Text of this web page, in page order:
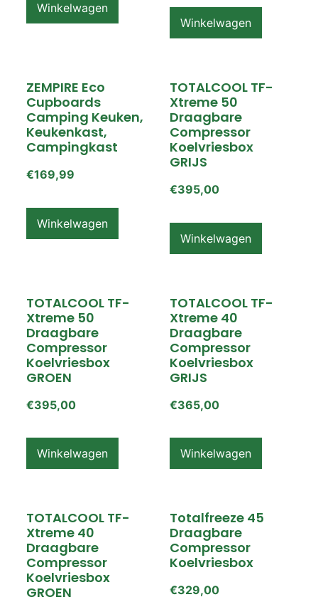
Winkelwagen
Winkelwagen
ZEMPIRE Eco
Cupboards
Camping Keuken,
Keukenkast,
Campingkast
€169,99
Winkelwagen
TOTALCOOL TF-
Xtreme 50
Draagbare
Compressor
Koelvriesbox
GRIJS
€395,00
Winkelwagen
TOTALCOOL TF-
Xtreme 50
Draagbare
Compressor
Koelvriesbox
GROEN
€395,00
Winkelwagen
TOTALCOOL TF-
Xtreme 40
Draagbare
Compressor
Koelvriesbox
GRIJS
€365,00
Winkelwagen
TOTALCOOL TF-
Xtreme 40
Draagbare
Compressor
Koelvriesbox
GROEN
Totalfreeze 45
Draagbare
Compressor
Koelvriesbox
€329,00